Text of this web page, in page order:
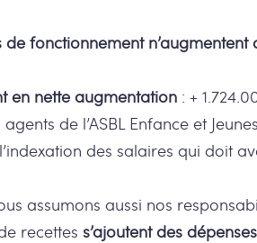
de fonctionnement n’augmentent
en nette augmentation : +
de l’ASBL Enfance et
des salaires qui doit
assumons aussi nos
recettes s’ajoutent des